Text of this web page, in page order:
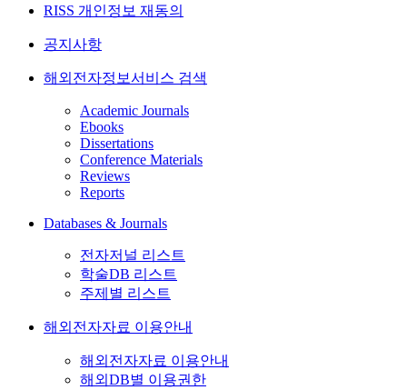
RISS 개인정보 재동의
공지사항
해외전자정보서비스 검색
Academic Journals
Ebooks
Dissertations
Conference Materials
Reviews
Reports
Databases & Journals
전자저널 리스트
학술DB 리스트
주제별 리스트
해외전자자료 이용안내
해외전자자료 이용안내
해외DB별 이용권한